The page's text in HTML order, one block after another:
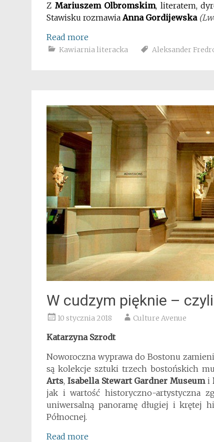
Z Mariuszem Olbromskim, literatem,
Stawisku rozmawiaAnna Gordijewska
Read more
Kawiarnia literacka Aleksander
W cudzym pięknie –
10 stycznia 2018 Culture Avenue
Katarzyna Szrodt
Noworoczna wyprawa do Bostonu
są kolekcje sztuki trzech bostońskich
Arts, Isabella Stewart Gardner Museumi
jak i wartość historyczno-artystyczna
uniwersalną panoramę długiej i krętej
Północnej.
Read more